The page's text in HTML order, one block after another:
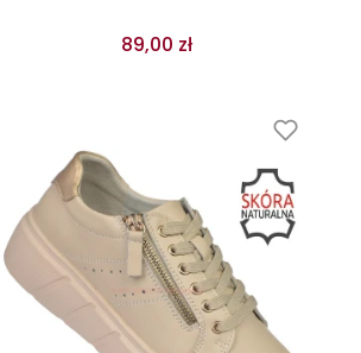
89,00 zł